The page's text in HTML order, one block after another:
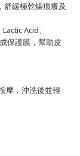
舒緩極乾燥痕癢及
Acid、
保護膜，幫助皮
摩，沖洗後並輕